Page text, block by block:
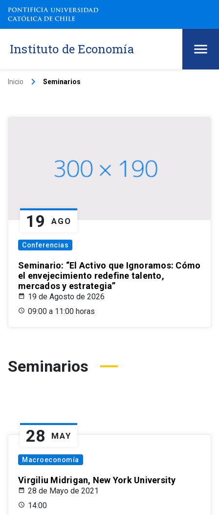
Instituto de Economía
Inicio keyboard_arrow_right Seminarios
19 AGO
Conferencias
Seminario: “El Activo que Ignoramos: Cómo
el envejecimiento redefine talento,
mercados y estrategia”
19 de Agosto de 2026
09:00 a 11:00 horas
Seminarios
28 MAY
Macroeconomía
Virgiliu Midrigan, New York University
28 de Mayo de 2021
14:00